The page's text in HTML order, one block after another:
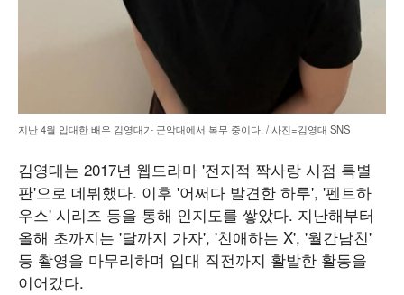
지난 4월 입대한 배우 김영대가 군악대에서 복무 중이다. / 사진=김영대 SNS
김영대는 2017년 웹드라마 '전지적 짝사랑 시점 특별
판'으로 데뷔했다. 이후 '어쩌다 발견한 하루', '펜트하
우스' 시리즈 등을 통해 인지도를 쌓았다. 지난해부터
올해 초까지는 '달까지 가자', '친애하는 X', '월간남친'
등 촬영을 마무리하며 입대 직전까지 활발한 활동을
이어갔다.